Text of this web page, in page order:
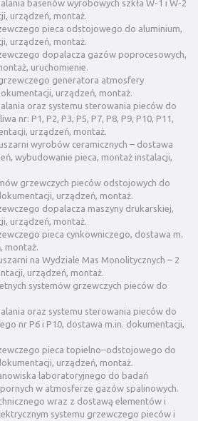
basenów wyrobowych szkła W-1 i W-2
urządzeń, montaż.
pieca odstojowego do aluminium,
urządzeń, montaż.
dopalacza gazów poprocesowych,
uruchomienie.
generatora atmosfery
urządzeń, montaż.
oraz systemu sterowania pieców do
nr: P1, P2, P3, P5, P7, P8, P9, P10, P11,
urządzeń, montaż.
wyrobów ceramicznych – dostawa
wybudowanie pieca, montaż instalacji,
grzewczych pieców odstojowych do
urządzeń, montaż.
dopalacza maszyny drukarskiej,
urządzeń, montaż.
pieca cynkowniczego, dostawa m.
montaż.
na Wydziale Mas Monolitycznych – 2
urządzeń, montaż.
systemów grzewczych pieców do
oraz systemu sterowania pieców do
nr P6 i P10, dostawa m.in. dokumentacji,
pieca topielno–odstojowego do
urządzeń, montaż.
laboratoryjnego do badań
w atmosferze gazów spalinowych.
wraz z dostawą elementów i
systemu grzewczego pieców i